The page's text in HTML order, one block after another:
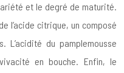
et le degré de maturité.
l’acide citrique, un composé
L’acidité du pamplemousse
en bouche. Enfin, le